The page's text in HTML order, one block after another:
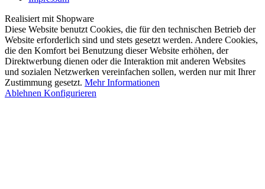
Realisiert mit Shopware
Diese Website benutzt Cookies, die für den technischen Betrieb der
Website erforderlich sind und stets gesetzt werden. Andere Cookies,
die den Komfort bei Benutzung dieser Website erhöhen, der
Direktwerbung dienen oder die Interaktion mit anderen Websites
und sozialen Netzwerken vereinfachen sollen, werden nur mit Ihrer
Zustimmung gesetzt. Mehr Informationen
Ablehnen Konfigurieren